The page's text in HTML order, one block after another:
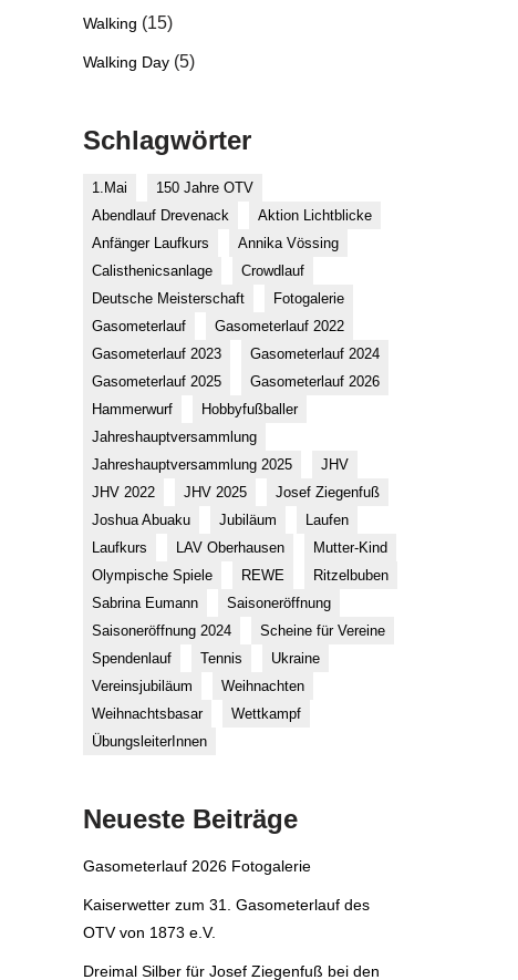
Walking (15)
Walking Day (5)
Schlagwörter
1.Mai
150 Jahre OTV
Abendlauf Drevenack
Aktion Lichtblicke
Anfänger Laufkurs
Annika Vössing
Calisthenicsanlage
Crowdlauf
Deutsche Meisterschaft
Fotogalerie
Gasometerlauf
Gasometerlauf 2022
Gasometerlauf 2023
Gasometerlauf 2024
Gasometerlauf 2025
Gasometerlauf 2026
Hammerwurf
Hobbyfußballer
Jahreshauptversammlung
Jahreshauptversammlung 2025
JHV
JHV 2022
JHV 2025
Josef Ziegenfuß
Joshua Abuaku
Jubiläum
Laufen
Laufkurs
LAV Oberhausen
Mutter-Kind
Olympische Spiele
REWE
Ritzelbuben
Sabrina Eumann
Saisoneröffnung
Saisoneröffnung 2024
Scheine für Vereine
Spendenlauf
Tennis
Ukraine
Vereinsjubiläum
Weihnachten
Weihnachtsbasar
Wettkampf
ÜbungsleiterInnen
Neueste Beiträge
Gasometerlauf 2026 Fotogalerie
Kaiserwetter zum 31. Gasometerlauf des
OTV von 1873 e.V.
Dreimal Silber für Josef Ziegenfuß bei den